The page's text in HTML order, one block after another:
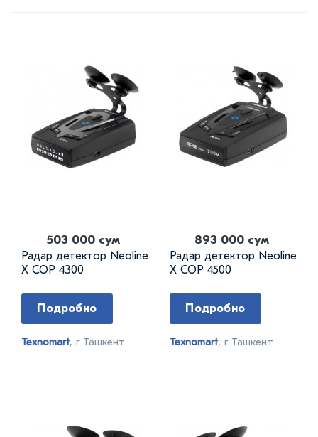
503 000 сум
Радар детектор Neoline
X COP 4300
Подробно
Texnomart, г Ташкент
893 000 сум
Радар детектор Neoline
X COP 4500
Подробно
Texnomart, г Ташкент